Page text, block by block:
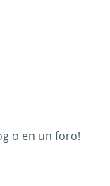
o en un foro!